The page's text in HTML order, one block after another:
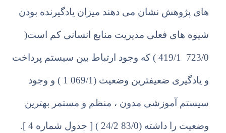
های پژوهش نشان می دهند میزان یادگیرنده بودن
شیوه های فعلی مدیریت منابع انسانی کم است(
723/0 419/1 ) که وجود ارتباط بین سیستم پرداخت
و یادگیری ضعیفترین وضعیت (069/1 1 ) و وجود
سیستم آموزشی مدون ، منظم و مستمر بهترین
وضعیت را داشته (83/0 24/2 ) [ جدول شماره 4 ].